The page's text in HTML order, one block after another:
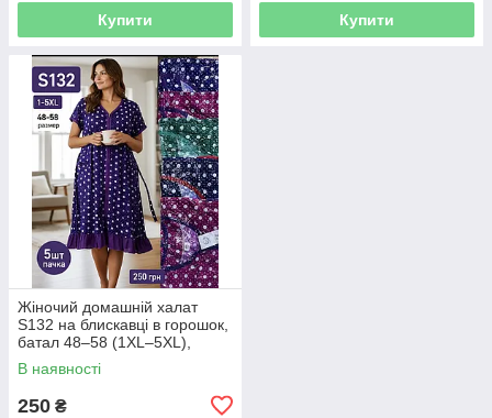
Купити Купити
Жіночий домашній халат
S132 на блискавці в горошок,
батал 48–58 (1XL–5XL),
упаковка 5 шт
В наявності
250 ₴